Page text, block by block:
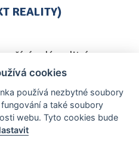
REALITY)
zažívá celý realitní
i naše síť, která roste
počtu poboček a
to odráží i to, že
v realitách je
bylo před pár třeba
cookies
používá nezbytné soubory
a také soubory
webu. Tyto cookies bude